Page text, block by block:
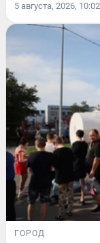
5 августа, 2026, 10:02
ГОРОД